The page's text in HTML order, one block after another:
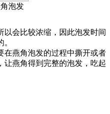
泡发
以会比较浓缩，因此泡发时间
在燕角泡发的过程中撕开或者
让燕角得到完整的泡发，吃起